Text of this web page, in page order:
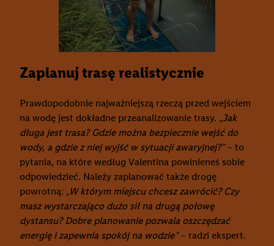
Zaplanuj trasę realistycznie
Prawdopodobnie najważniejszą rzeczą przed wejściem
na wodę jest dokładne przeanalizowanie trasy. „Jak
długa jest trasa? Gdzie można bezpiecznie wejść do
wody, a gdzie z niej wyjść w sytuacji awaryjnej?”– to
pytania, na które według Valentina powinieneś sobie
odpowiedzieć. Należy zaplanować także drogę
powrotną: „W którym miejscu chcesz zawrócić? Czy
masz wystarczająco dużo sił na drugą połowę
dystansu? Dobre planowanie pozwala oszczędzać
energię i zapewnia spokój na wodzie”– radzi ekspert.